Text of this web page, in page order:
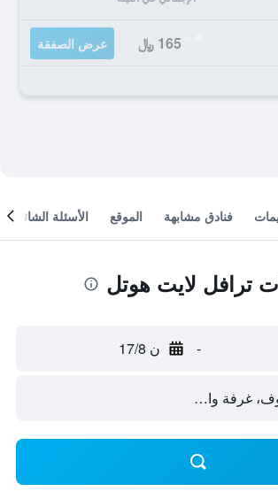
165 ﷼ عرض الصفقة
فنادق مشابهة الموقع الأسئلة الشائعة
ترافل لايت هوتل
- ن 17/8